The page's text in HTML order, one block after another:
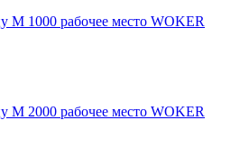
М 1000 рабочее место WOKER
М 2000 рабочее место WOKER